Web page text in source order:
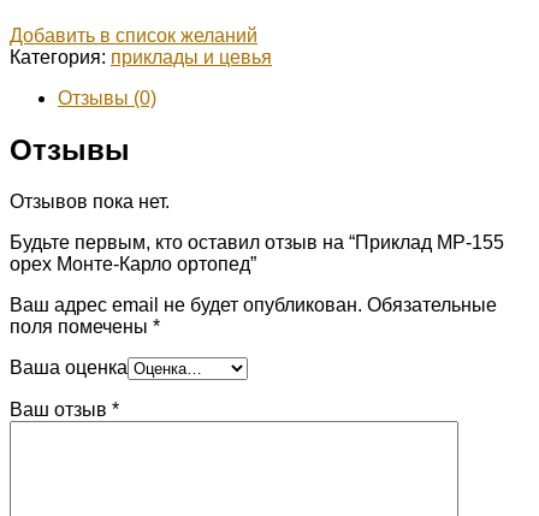
Добавить в список желаний
Категория: приклады и цевья
Отзывы (0)
Отзывы
Отзывов пока нет.
Будьте первым, кто оставил отзыв на “Приклад МР-155
орех Монте-Карло ортопед”
Ваш адрес email не будет опубликован. Обязательные
поля помечены *
Ваша оценка
Ваш отзыв *